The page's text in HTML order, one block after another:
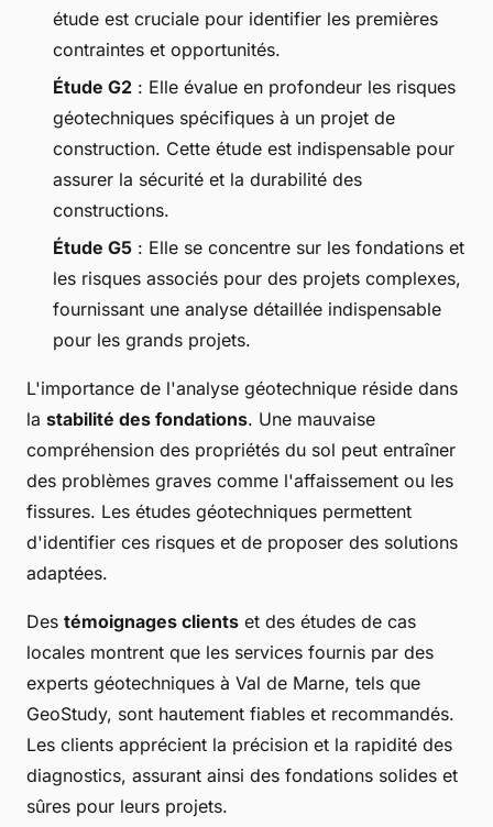
étude est cruciale pour identifier les premières
contraintes et opportunités.
Étude G2 : Elle évalue en profondeur les risques
géotechniques spécifiques à un projet de
construction. Cette étude est indispensable pour
assurer la sécurité et la durabilité des
constructions.
Étude G5 : Elle se concentre sur les fondations et
les risques associés pour des projets complexes,
fournissant une analyse détaillée indispensable
pour les grands projets.
L'importance de l'analyse géotechnique réside dans
la stabilité des fondations. Une mauvaise
compréhension des propriétés du sol peut entraîner
des problèmes graves comme l'affaissement ou les
fissures. Les études géotechniques permettent
d'identifier ces risques et de proposer des solutions
adaptées.
Des témoignages clients et des études de cas
locales montrent que les services fournis par des
experts géotechniques à Val de Marne, tels que
GeoStudy, sont hautement fiables et recommandés.
Les clients apprécient la précision et la rapidité des
diagnostics, assurant ainsi des fondations solides et
sûres pour leurs projets.